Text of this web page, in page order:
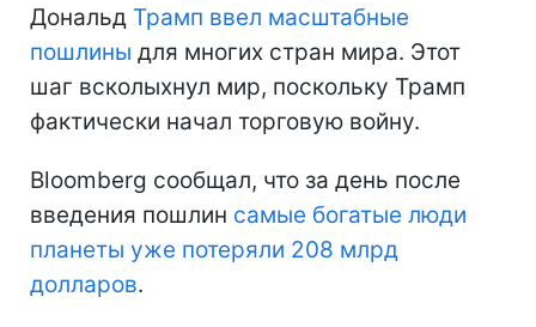
Дональд Трамп ввел масштабные
пошлины для многих стран мира. Этот
шаг всколыхнул мир, поскольку Трамп
фактически начал торговую войну.
Bloomberg сообщал, что за день после
введения пошлин самые богатые люди
планеты уже потеряли 208 млрд
долларов.